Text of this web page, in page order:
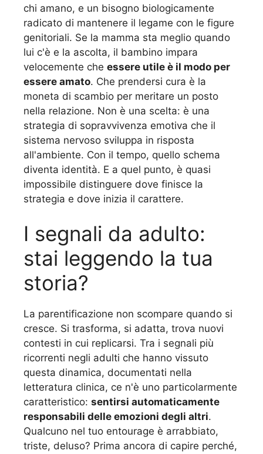
chi amano, e un bisogno biologicamente
radicato di mantenere il legame con le figure
genitoriali. Se la mamma sta meglio quando
lui c'è e la ascolta, il bambino impara
velocemente che essere utile è il modo per
essere amato. Che prendersi cura è la
moneta di scambio per meritare un posto
nella relazione. Non è una scelta: è una
strategia di sopravvivenza emotiva che il
sistema nervoso sviluppa in risposta
all'ambiente. Con il tempo, quello schema
diventa identità. E a quel punto, è quasi
impossibile distinguere dove finisce la
strategia e dove inizia il carattere.
I segnali da adulto:
stai leggendo la tua
storia?
La parentificazione non scompare quando si
cresce. Si trasforma, si adatta, trova nuovi
contesti in cui replicarsi. Tra i segnali più
ricorrenti negli adulti che hanno vissuto
questa dinamica, documentati nella
letteratura clinica, ce n'è uno particolarmente
caratteristico: sentirsi automaticamente
responsabili delle emozioni degli altri.
Qualcuno nel tuo entourage è arrabbiato,
triste, deluso? Prima ancora di capire perché,